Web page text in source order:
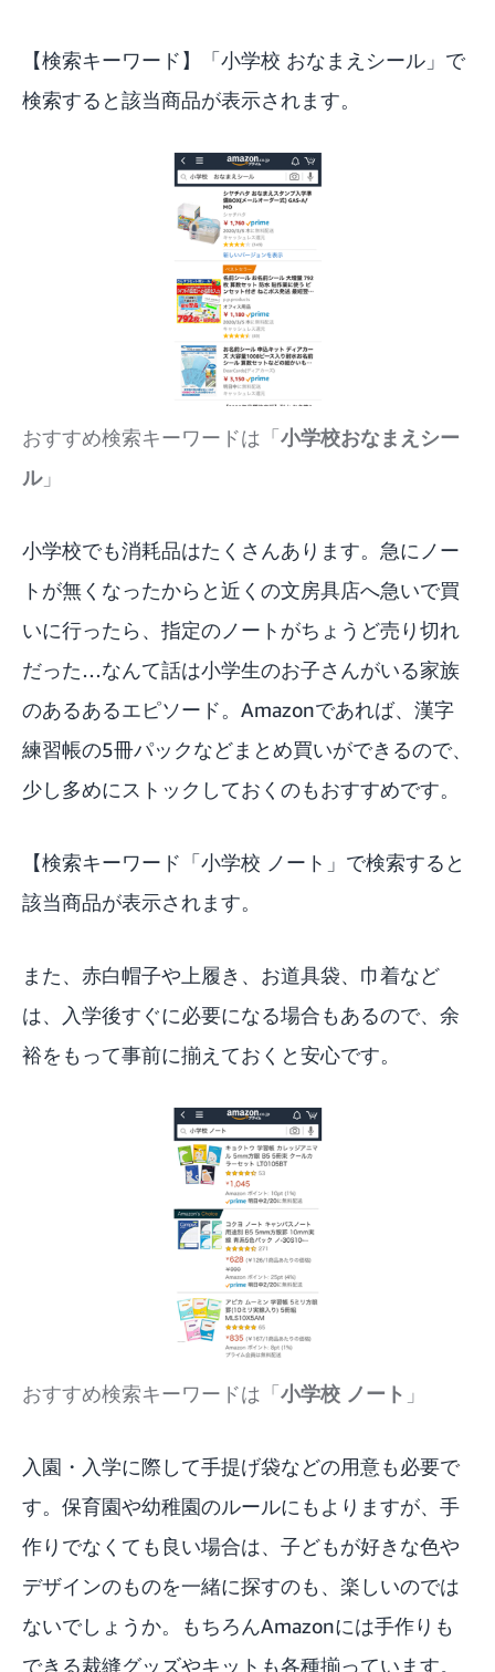
【検索キーワード】「小学校 おなまえシール 」で
検索すると該当商品が表示されます。
おすすめ検索キーワードは「小学校おなまえシー
ル」
小学校でも消耗品はたくさんあります。急にノー
トが無くなったからと近くの文房具店へ急いで買
いに行ったら、指定のノートがちょうど売り切れ
だった…なんて話は小学生のお子さんがいる家族
のあるあるエピソード。Amazonであれば、漢字
練習帳の5冊パックなどまとめ買いができるので、
少し多めにストックしておくのもおすすめです。
【検索キーワード「小学校 ノート 」で検索すると
該当商品が表示されます。
また、赤白帽子や上履き、お道具袋、巾着など
は、入学後すぐに必要になる場合もあるので、余
裕をもって事前に揃えておくと安心です。
おすすめ検索キーワードは「小学校 ノート 」
入園・入学に際して手提げ袋などの用意も必要で
す。保育園や幼稚園のルールにもよりますが、手
作りでなくても良い場合は、子どもが好きな色や
デザインのものを一緒に探すのも、楽しいのでは
ないでしょうか。もちろんAmazonには手作りも
できる裁縫グッズやキットも各種揃っています。